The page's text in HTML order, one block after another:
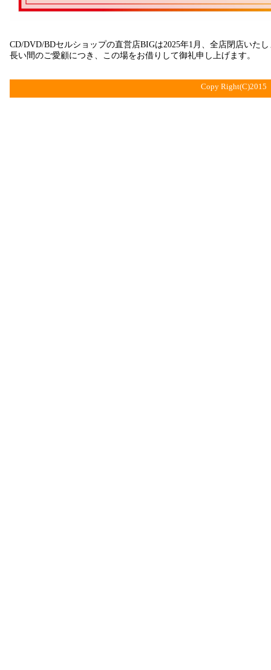
CD/DVD/BDセルショップの直営店BIGは2025年1月、全店閉店いた
長い間のご愛顧につき、この場をお借りして御礼申し上げます。
Copy